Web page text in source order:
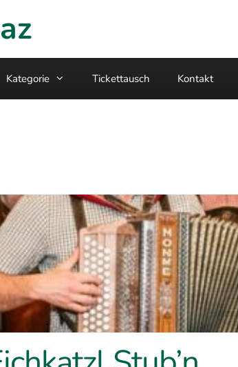
Kategorie Tickettausch Kontakt